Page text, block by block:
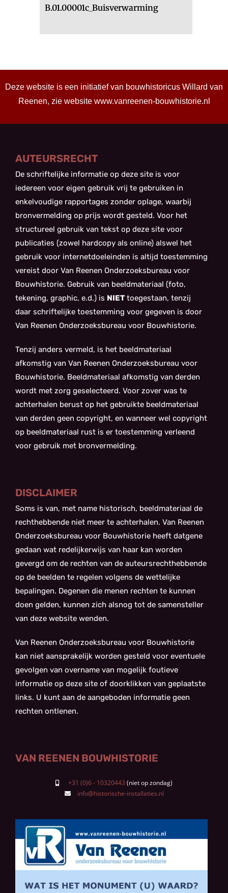
B.01.00001c_Buisverwarming
Deze website is een initiatief van bouwhistoricus Willard van
Reenen, zie website www.vanreenen-bouwhistorie.nl
AUTEURSRECHT
De schriftelijke informatie op deze site is voor
iedereen voor eigen gebruik vrij te gebruiken in
enkelvoudige rapportages zonder oplage, waarbij
bronvermelding op prijs wordt gesteld. Voor het
structureel gebruik van tekst op deze site voor
publicaties (zowel hardcopy als online) alswel het
gebruik voor internetdoeleinden is altijd toestemming
vereist door Van Reenen Onderzoeksbureau voor
Bouwhistorie. Gebruik van beeldmateriaal (foto,
tekening, graphic, e.d.) is NIETtoegestaan, tenzij
daar schriftelijke toestemming voor gegeven is door
Van Reenen Onderzoeksbureau voor Bouwhistorie.
Tenzij anders vermeld, is het beeldmateriaal
afkomstig van Van Reenen Onderzoeksbureau voor
Bouwhistorie. Beeldmateriaal afkomstig van derden
wordt met zorg geselecteerd. Voor zover was te
achterhalen berust op het gebruikte beeldmateriaal
van derden geen copyright, en wanneer wel copyright
op beeldmateriaal rust is er toestemming verleend
voor gebruik met bronvermelding.
DISCLAIMER
Soms is van, met name historisch, beeldmateriaal de
rechthebbende niet meer te achterhalen. Van Reenen
Onderzoeksbureau voor Bouwhistorie heeft datgene
gedaan wat redelijkerwijs van haar kan worden
gevergd om de rechten van de auteursrechthebbende
op de beelden te regelen volgens de wettelijke
bepalingen. Degenen die menen rechten te kunnen
doen gelden, kunnen zich alsnog tot de samensteller
van deze website wenden.
Van Reenen Onderzoeksbureau voor Bouwhistorie
kan niet aansprakelijk worden gesteld voor eventuele
gevolgen van overname van mogelijk foutieve
informatie op deze site of doorklikken van geplaatste
links. U kunt aan de aangeboden informatie geen
rechten ontlenen.
VAN REENEN BOUWHISTORIE
+31 (0)6 - 10320443
info@historische-installaties.nl